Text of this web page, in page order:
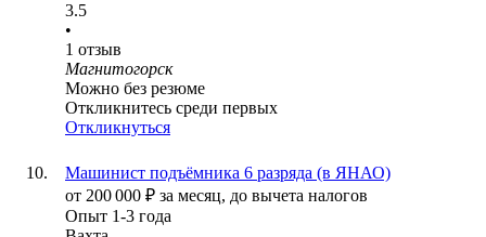
3.5
•
1 отзыв
Магнитогорск
Можно без резюме
Откликнитесь среди первых
Откликнуться
Машинист подъёмника 6 разряда (в ЯНАО)
от 200 000 ₽ за месяц, до вычета налогов
Опыт 1-3 года